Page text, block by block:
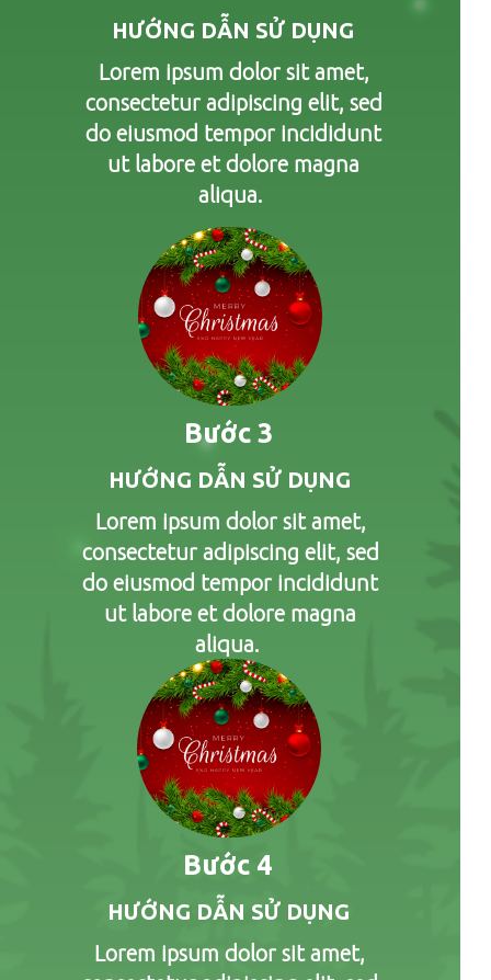
HƯỚNG DẪN SỬ DỤNG
Lorem ipsum dolor sit amet,
consectetur adipiscing elit, sed
do eiusmod tempor incididunt
ut labore et dolore magna
aliqua.
Bước 3
HƯỚNG DẪN SỬ DỤNG
Lorem ipsum dolor sit amet,
consectetur adipiscing elit, sed
do eiusmod tempor incididunt
ut labore et dolore magna
aliqua.
Bước 4
HƯỚNG DẪN SỬ DỤNG
Lorem ipsum dolor sit amet,